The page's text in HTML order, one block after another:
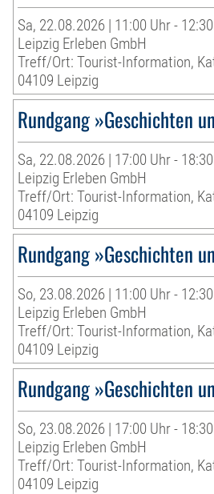
Sa, 22.08.2026 | 11:00 Uhr -
Leipzig Erleben GmbH
Treff/Ort: Tourist-Information,
04109 Leipzig
Rundgang »Geschichten
Sa, 22.08.2026 | 17:00 Uhr -
Leipzig Erleben GmbH
Treff/Ort: Tourist-Information,
04109 Leipzig
Rundgang »Geschichten
So, 23.08.2026 | 11:00 Uhr -
Leipzig Erleben GmbH
Treff/Ort: Tourist-Information,
04109 Leipzig
Rundgang »Geschichten
So, 23.08.2026 | 17:00 Uhr -
Leipzig Erleben GmbH
Treff/Ort: Tourist-Information,
04109 Leipzig